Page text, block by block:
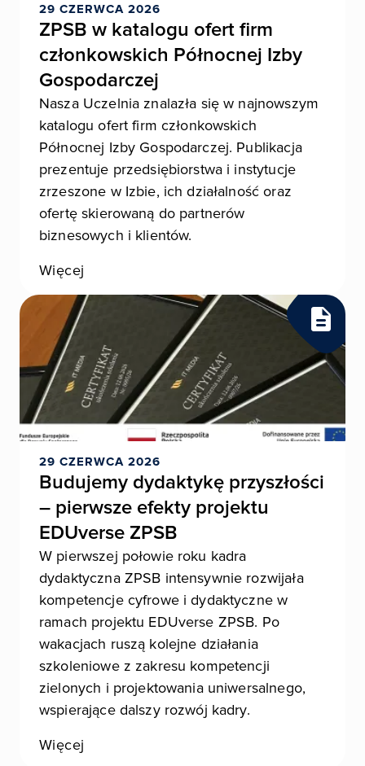
29 CZERWCA 2026
ZPSB w katalogu ofert firm
członkowskich Północnej Izby
Gospodarczej
Nasza Uczelnia znalazła się w najnowszym
katalogu ofert firm członkowskich
Północnej Izby Gospodarczej. Publikacja
prezentuje przedsiębiorstwa i instytucje
zrzeszone w Izbie, ich działalność oraz
ofertę skierowaną do partnerów
biznesowych i klientów.
Więcej
29 CZERWCA 2026
Budujemy dydaktykę przyszłości
– pierwsze efekty projektu
EDUverse ZPSB
W pierwszej połowie roku kadra
dydaktyczna ZPSB intensywnie rozwijała
kompetencje cyfrowe i dydaktyczne w
ramach projektu EDUverse ZPSB. Po
wakacjach ruszą kolejne działania
szkoleniowe z zakresu kompetencji
zielonych i projektowania uniwersalnego,
wspierające dalszy rozwój kadry.
Więcej